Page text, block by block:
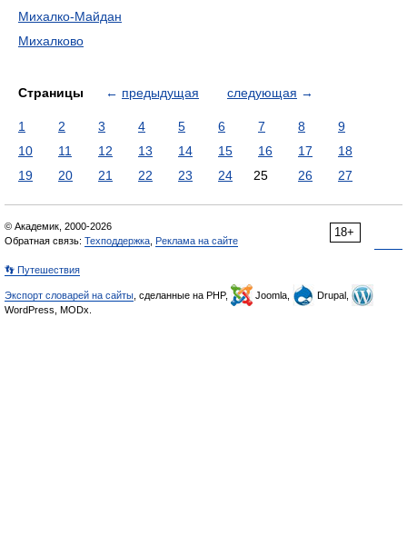
Михалко-Майдан
Михалково
Страницы ← предыдущая следующая →
1 2 3 4 5 6 7 8
9
10
11 12 13 14 15 16 17
18
19
20 21 22 23 24 25 26 27
18+
© Академик, 2000-2026
Обратная связь: Техподдержка Реклама на сайте
👣 Путешествия
Экспорт словарей на сайты , сделанные на PHP, Joomla,
Drupal,
WordPress, MODx.